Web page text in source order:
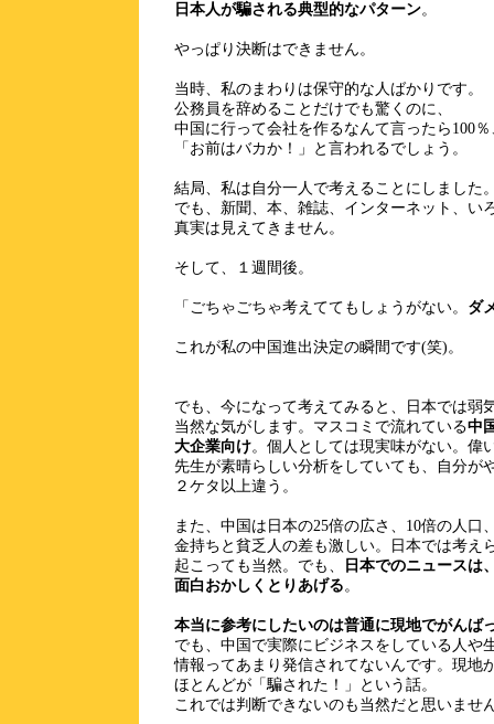
日本人が騙される典型的なパターン。
やっぱり決断はできません。
当時、私のまわりは保守的な人ばかりです。
公務員を辞めることだけでも驚くのに、
中国に行って会社を作るなんて言ったら100％
「お前はバカか！」と言われるでしょう。
結局、私は自分一人で考えることにしました
でも、新聞、本、雑誌、インターネット、い
真実は見えてきません。
そして、１週間後。
「ごちゃごちゃ考えててもしょうがない。 ダ
これが私の中国進出決定の瞬間です(笑)。
でも、今になって考えてみると、日本では弱
当然な気がします。マスコミで流れている中
大企業向け。個人としては現実味がない。偉
先生が素晴らしい分析をしていても、自分が
２ケタ以上違う。
また、中国は日本の25倍の広さ、10倍の人口
金持ちと貧乏人の差も激しい。日本では考え
起こっても当然。でも、
日本でのニュースは
面白おかしくとりあげる。
本当に参考にしたいのは普通に現地でがんば
でも、中国で実際にビジネスをしている人や
情報ってあまり発信されてないんです。現地
ほとんどが「騙された！」という話。
これでは判断できないのも当然だと思いませ